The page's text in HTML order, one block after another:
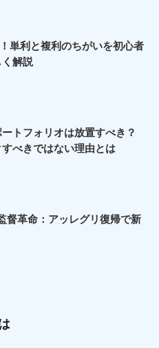
単利と複利のちがいを初心者
解説
トフォリオは放置すべき？
べきではない理由とは
督革命：アッレグリ復帰で新